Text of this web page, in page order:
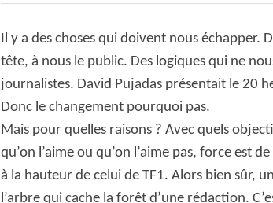
Il y a des choses qui doivent nous échapper.
tête, à nous le public. Des logiques qui ne
journalistes. David Pujadas présentait le 20
Donc le changement pourquoi pas.
Mais pour quelles raisons ? Avec quels
qu’on l’aime ou qu’on l’aime pas, force est
à la hauteur de celui de TF1. Alors bien sûr,
l’arbre qui cache la forêt d’une rédaction.